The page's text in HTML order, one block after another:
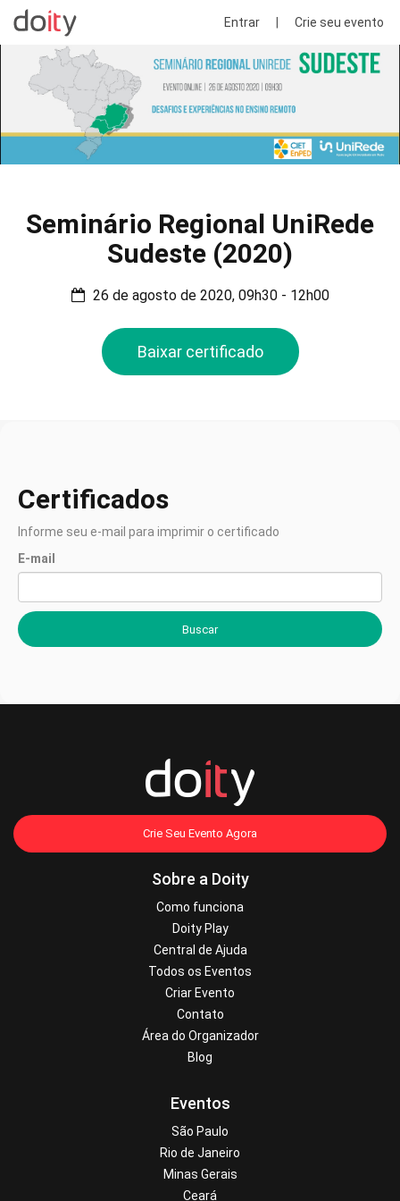
Entrar Crie seu evento
Seminário Regional UniRede
Sudeste (2020)
26 de agosto de 2020, 09h30 - 12h00
Baixar certificado
Certificados
Informe seu e-mail para imprimir o certificado
E-mail
Buscar
Crie Seu Evento Agora
Sobre a Doity
Como funciona
Doity Play
Central de Ajuda
Todos os Eventos
Criar Evento
Contato
Área do Organizador
Blog
Eventos
São Paulo
Rio de Janeiro
Minas Gerais
Ceará